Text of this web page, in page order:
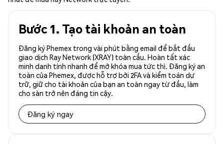
Bước 1. Tạo tài khoản an toàn
Đăng ký Phemex trong vài phút bằng email để bắt đầu
giao dịch Ray Network (XRAY) toàn cầu. Hoàn tất xác
minh danh tính nhanh để mở khóa mua tức thì. Đăng ký an
toàn của Phemex, được hỗ trợ bởi 2FA và kiểm toán dự
trữ, giữ cho tài khoản của bạn an toàn ngay từ đầu, làm
cho sàn trở nên đáng tin cậy.
Đăng ký ngay